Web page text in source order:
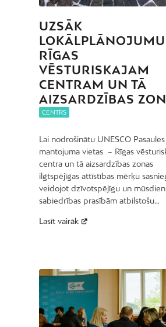
UZSĀK
LOKĀLPLĀNOJUMU
RĪGAS
VĒSTURISKAJAM
CENTRAM UN TĀ
AIZSARDZĪBAS
CENTRS
Lai nodrošinātu UNESCO Pasaules
mantojuma vietas – Rīgas
centra un tā aizsardzības zonas
ilgtspējīgas attīstības mērķu
veidojot dzīvotspējīgu un
sabiedrības prasībām atbilstošu…
Lasīt vairāk